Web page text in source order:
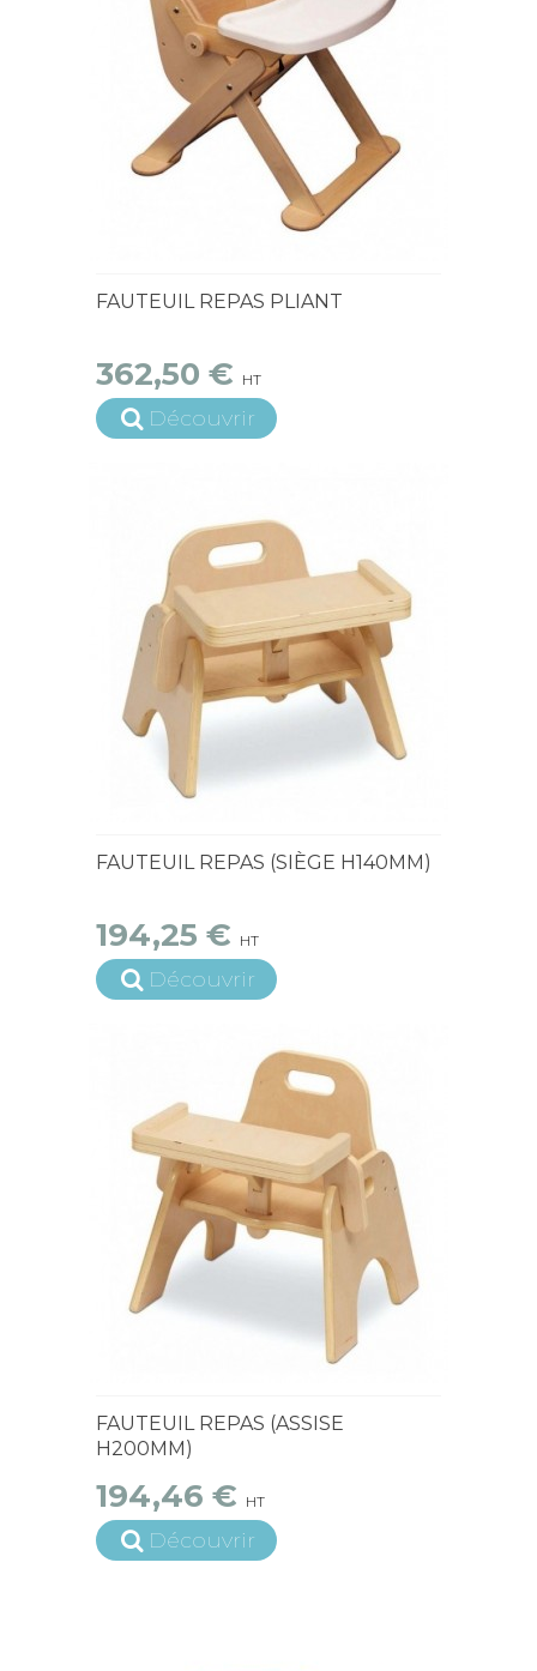
FAUTEUIL REPAS PLIANT
362,50 € HT
Découvrir
15 jours ouvrés
FAUTEUIL REPAS (SIÈGE H140MM)
194,25 € HT
Découvrir
FAUTEUIL REPAS (ASSISE
H200MM)
194,46 € HT
Découvrir